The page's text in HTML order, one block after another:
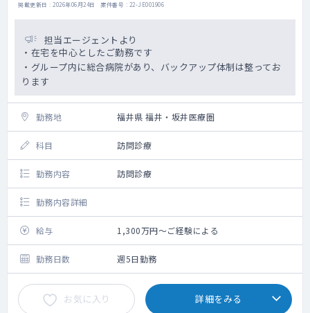
掲載更新日 : 2026年06月24日 案件番号 : 22-JE001906
担当エージェントより
・在宅を中心としたご勤務です
・グループ内に総合病院があり、バックアップ体制は整ってお
ります
勤務地 福井県 福井・坂井医療圏
科目 訪問診療
勤務内容 訪問診療
勤務内容詳細
給与 1,300万円～ご経験による
勤務日数 週5日勤務
お気に入り 詳細をみる